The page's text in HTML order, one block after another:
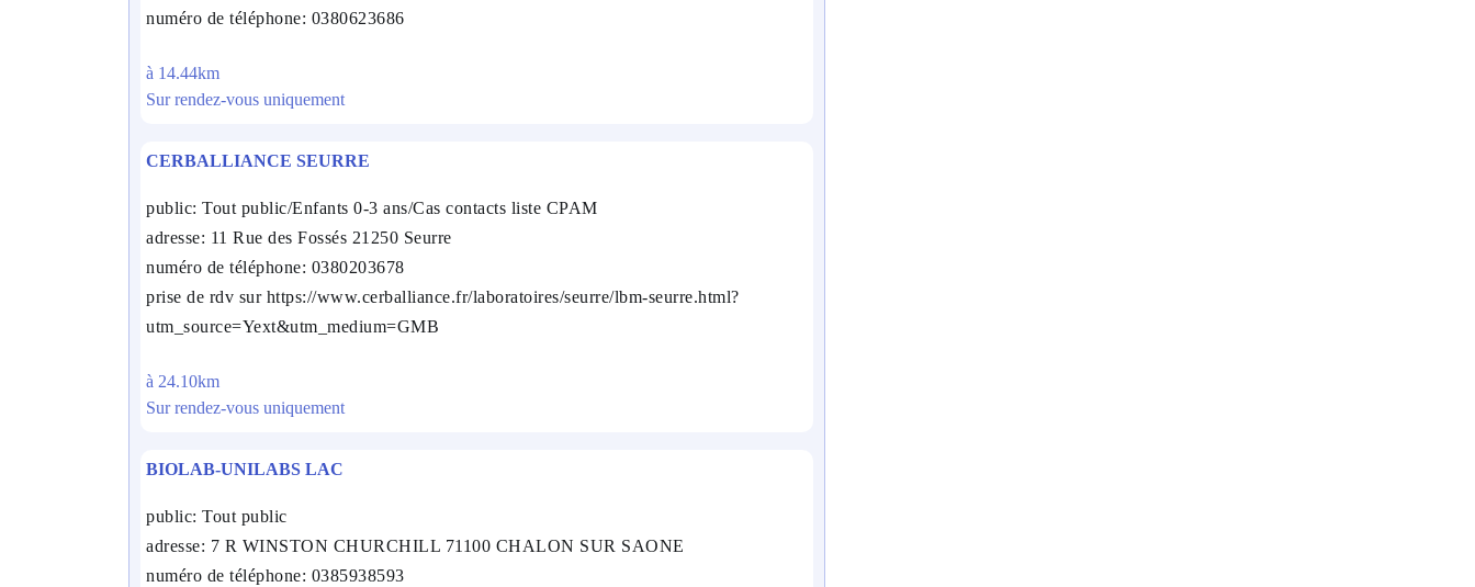
numéro de téléphone: 0380623686
à 14.44km
Sur rendez-vous uniquement
CERBALLIANCE SEURRE
public: Tout public/Enfants 0-3 ans/Cas contacts liste CPAM
adresse: 11 Rue des Fossés 21250 Seurre
numéro de téléphone: 0380203678
prise de rdv sur https://www.cerballiance.fr/laboratoires/seurre/lbm-seurre.html?
utm_source=Yext&utm_medium=GMB
à 24.10km
Sur rendez-vous uniquement
BIOLAB-UNILABS LAC
public: Tout public
adresse: 7 R WINSTON CHURCHILL 71100 CHALON SUR SAONE
numéro de téléphone: 0385938593